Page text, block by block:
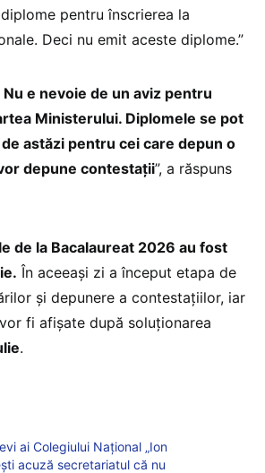
pentru înscrierea la
Deci nu emit aceste diplome.”
e nevoie de un aviz pentru
Ministerului. Diplomele se pot
astăzi pentru cei care depun o
depune contestații”, a răspuns
de la Bacalaureat 2026 au fost
În aceeași zi a început etapa de
și depunere a contestațiilor, iar
fi afișate după soluționarea
.
ai Colegiului Național „Ion
acuză secretariatul că nu